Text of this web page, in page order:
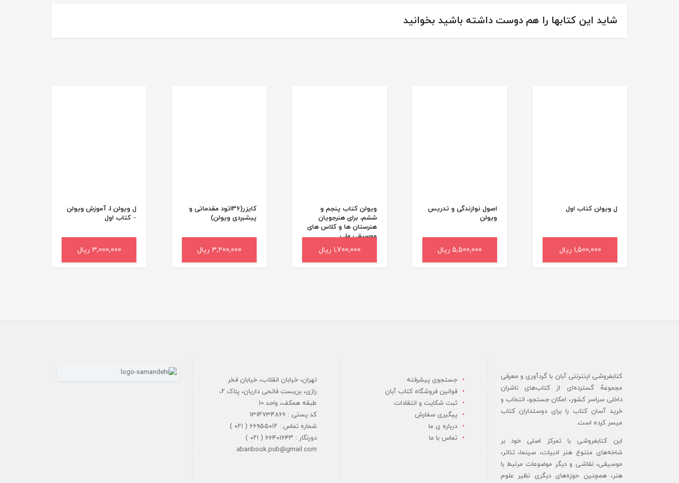
شاید این کتابها را هم دوست داشته باشید بخوانید
ل ویولن کتاب اول
1,500,000 ریال
افزودن به سبد خرید
اصول نوازندگی و تدریس
ویولن
5,500,000 ریال
افزودن به سبد خرید
ویولن کتاب پنجم و
ششم، برای هنرجویان
هنرستان ها و کلاس های
موسیقی ملی
1,700,000 ریال
افزودن به سبد خرید
کایزر(36اتود مقدماتی و
پیشبردی ویولن)
3,200,000 ریال
افزودن به سبد خرید
ل ویولن 1، آموزش ویولن
– کتاب اول
3,000,000 ریال
افزودن به سبد خرید
کتابفروشی اینترنتی آبان با گردآوری و معرفی
مجموعۀ گسترده‌ای از کتاب‌های ناشران
داخلی سراسر کشور، امکان جستجو، انتخاب و
خرید آسان کتاب را برای دوستداران کتاب
میسر کرده است.
این کتابفروشی با تمرکز اصلی خود بر
شاخه‌های متنوع هنر ادبیات، سینما، تئاتر،
موسیقی، نقاشی و دیگر موضوعات مرتبط با
هنر، همچنین حوزه‌های دیگری نظیر علوم
جستجوی پیشرفته
قوانین فروشگاه کتاب آبان
ثبت شکایت و انتقادات
پیگیری سفارش
درباره ی ما
تماس با ما
تهران، خیابان انقلاب، خیابان فخر
رازی، بن‌بست فاتحی داریان، پلاک ۲،
طبقه همکف، واحد 10.
کد پستی : 1314734866
شماره تماس : ۶۶۹۵۵۰۱۲ ( ۰۲۱ )
دورنگار : ۶۶۴۰۱۶۴۳ ( ۰۲۱ )
abanbook.pub@gmail.com